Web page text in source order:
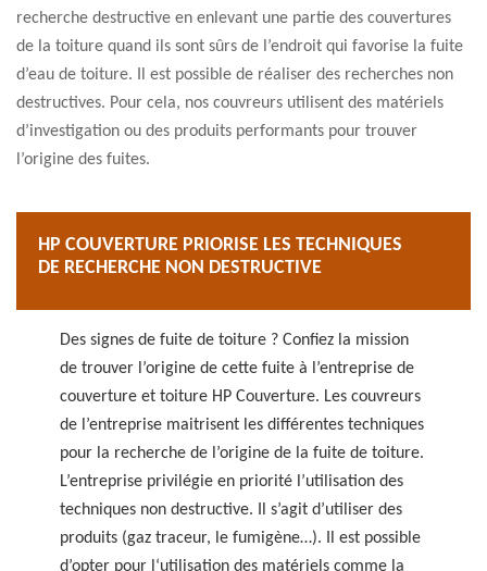
recherche destructive en enlevant une partie des couvertures
de la toiture quand ils sont sûrs de l’endroit qui favorise la fuite
d’eau de toiture. Il est possible de réaliser des recherches non
destructives. Pour cela, nos couvreurs utilisent des matériels
d’investigation ou des produits performants pour trouver
l’origine des fuites.
HP COUVERTURE PRIORISE LES TECHNIQUES
DE RECHERCHE NON DESTRUCTIVE
Des signes de fuite de toiture ? Confiez la mission
de trouver l’origine de cette fuite à l’entreprise de
couverture et toiture HP Couverture. Les couvreurs
de l’entreprise maitrisent les différentes techniques
pour la recherche de l’origine de la fuite de toiture.
L’entreprise privilégie en priorité l’utilisation des
techniques non destructive. Il s’agit d’utiliser des
produits (gaz traceur, le fumigène…). Il est possible
d’opter pour l‘utilisation des matériels comme la